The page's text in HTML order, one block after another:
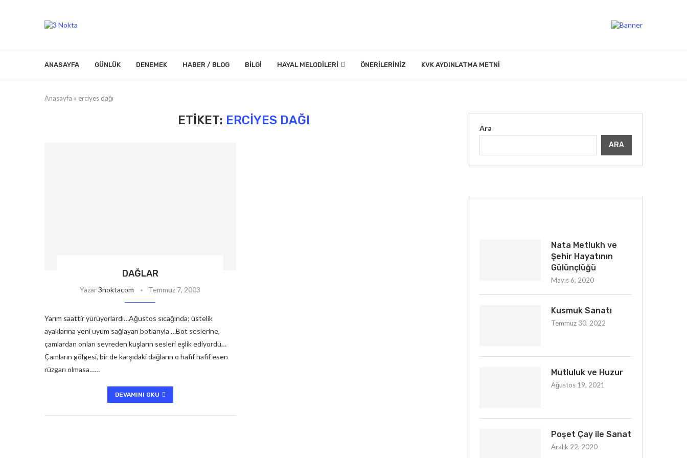
ANASAYFA GÜNLÜK DENEMEK HABER / BLOG BILGI HAYAL MELODILERI ÖNERILERINIZ KVK AYDINLATMA METNI
Anasayfa » erciyes dağı
ETIKET: ERCIYES DAĞI
DAĞLAR
Yazar3noktacom Temmuz 7, 2003
Yarım saattir yürüyorlardı…Ağustos sıcağında; üstelik
ayaklarına yeni uyum sağlayan botlarıyla …Bot seslerine,
çamlardan onları seyreden kuşların sesleri eşlik ediyordu…
Çamların gölgesi, bir de karşıdaki dağların o hafif hafif esen
rüzgarı olmasa……
DEVAMINI OKU
Ara
ARA
Nata Metlukh ve
Şehir Hayatının
Gülünçlüğü
Mayıs 6, 2020
Kusmuk Sanatı
Temmuz 30, 2022
Mutluluk ve Huzur
Ağustos 19, 2021
Poşet Çay ile Sanat
Aralık 22, 2020